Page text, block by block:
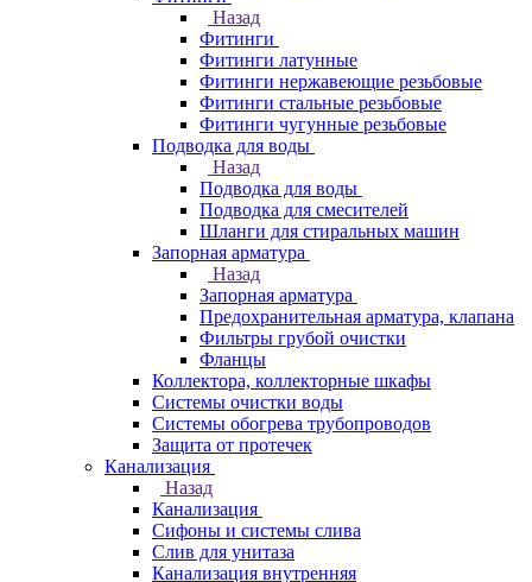
Назад
Фитинги
Фитинги латунные
Фитинги нержавеющие резьбовые
Фитинги стальные резьбовые
Фитинги чугунные резьбовые
Подводка для воды
Назад
Подводка для воды
Подводка для смесителей
Шланги для стиральных машин
Запорная арматура
Назад
Запорная арматура
Предохранительная арматура, клапана
Фильтры грубой очистки
Фланцы
Коллектора, коллекторные шкафы
Системы очистки воды
Системы обогрева трубопроводов
Защита от протечек
Канализация
Назад
Канализация
Сифоны и системы слива
Слив для унитаза
Канализация внутренняя